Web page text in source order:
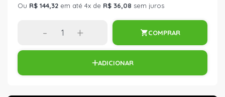
Ou R$ 144,32 em até 4x de R$ 36,08 sem juros
- + COMPRAR
ADICIONAR